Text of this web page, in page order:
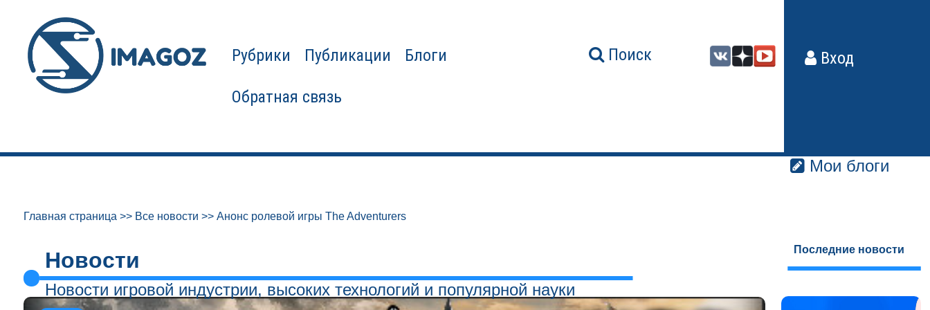
Рубрики Публикации Блоги
Обратная связь
Поиск Вход
Мои блоги
Главная страница >> Все новости >> Анонс ролевой игры The Adventurers
Новости
Новости игровой индустрии, высоких технологий и популярной науки
Последние новости